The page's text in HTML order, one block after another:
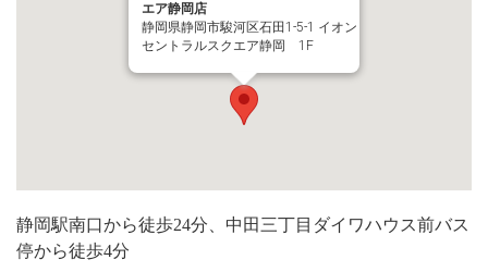
エア静岡店
静岡県静岡市駿河区石田1-5-1 イオン
セントラルスクエア静岡 1F
静岡駅南口から徒歩24分、中田三丁目ダイワハウス前バス
停から徒歩4分